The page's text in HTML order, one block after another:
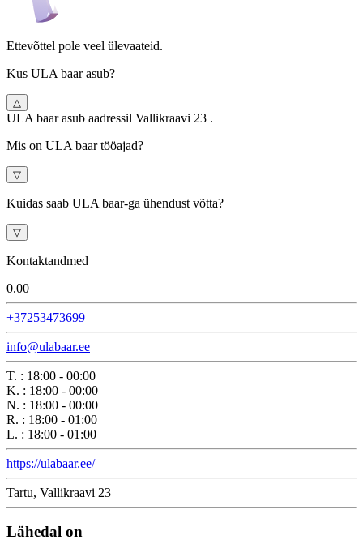
Ettevõttel pole veel ülevaateid.
Kus ULA baar asub?
△
ULA baar asub aadressil Vallikraavi 23 .
Mis on ULA baar tööajad?
▽
Kuidas saab ULA baar-ga ühendust võtta?
▽
Kontaktandmed
0.00
+37253473699
info@ulabaar.ee
T. : 18:00 - 00:00
K. : 18:00 - 00:00
N. : 18:00 - 00:00
R. : 18:00 - 01:00
L. : 18:00 - 01:00
https://ulabaar.ee/
Tartu, Vallikraavi 23
Lähedal on